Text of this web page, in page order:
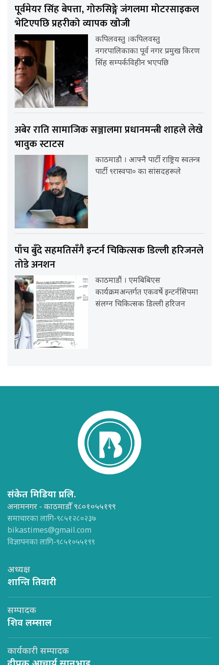
पूर्वमेयर सिंह बेपत्ता, गोरुसिङ्गे जंगलमा मोटरसाइकल
भेटिएपछि प्रहरीको व्यापक खोजी
कपिलवस्तु ।कपिलवस्तु
नगरपालिकाका पूर्व नगर प्रमुख किरण
सिंह सम्पर्कविहीन भएपछि
अबेर राति सामाजिक सञ्जालमा प्रधानमन्त्री शाहले लेखे
भावुक स्टाटस
काठमाडौ । आफ्नै पार्टी राष्ट्रिय स्वतन्त्र
पार्टी ९रास्वपा० का सांसदहरूले
पाँच बुँदे सहमतिसँगै इन्टर्न चिकित्सक डिल्ली हरिजनले
तोडे अनशन
काठमाडौं । एमबिबिएस
कार्यक्रमअन्तर्गत एकवर्षे इन्टर्नसिपमा
संलग्न चिकित्सक डिल्ली हरिजन
संकेत मिडिया प्रा.लि.
अनामनगर - काठमाडौँ ९८०१०५५१९९
समाचारका लागि-९८५१२८०२३७
bikastimes@gmail.com
विज्ञापनका लागि-९८५१०५५१९९
अध्यक्ष
शान्ति तिवारी
सम्पादक
शिव लम्साल
कार्यकारी सम्पादक